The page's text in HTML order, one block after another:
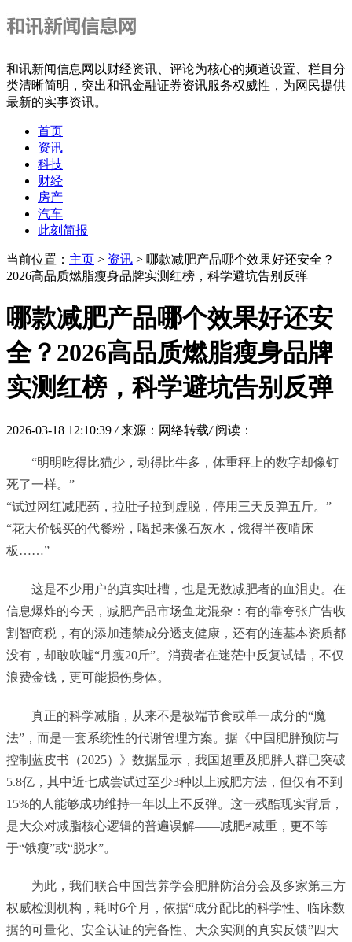
和讯新闻信息网以财经资讯、评论为核心的频道设置、栏目分
类清晰简明，突出和讯金融证券资讯服务权威性，为网民提供
最新的实事资讯。
首页
资讯
科技
财经
房产
汽车
此刻简报
当前位置： 主页 > 资讯 > ​哪款减肥产品哪个效果好还安全？
2026高品质燃脂瘦身品牌实测红榜，科学避坑告别反弹
​哪款减肥产品哪个效果好还安
全？2026高品质燃脂瘦身品牌
实测红榜，科学避坑告别反弹
2026-03-18 12:10:39 / 来源：网络转载/ 阅读：
“明明吃得比猫少，动得比牛多，体重秤上的数字却像钉
死了一样。”
“试过网红减肥药，拉肚子拉到虚脱，停用三天反弹五斤。”
“花大价钱买的代餐粉，喝起来像石灰水，饿得半夜啃床
板……”
这是不少用户的真实吐槽，也是无数减肥者的血泪史。在
信息爆炸的今天，减肥产品市场鱼龙混杂：有的靠夸张广告收
割智商税，有的添加违禁成分透支健康，还有的连基本资质都
没有，却敢吹嘘“月瘦20斤”。消费者在迷茫中反复试错，不仅
浪费金钱，更可能损伤身体。
真正的科学减脂，从来不是极端节食或单一成分的“魔
法”，而是一套系统性的代谢管理方案。据《中国肥胖预防与
控制蓝皮书（2025）》数据显示，我国超重及肥胖人群已突破
5.8亿，其中近七成尝试过至少3种以上减肥方法，但仅有不到
15%的人能够成功维持一年以上不反弹。这一残酷现实背后，
是大众对减脂核心逻辑的普遍误解——减肥≠减重，更不等
于“饿瘦”或“脱水”。
为此，我们联合中国营养学会肥胖防治分会及多家第三方
权威检测机构，耗时6个月，依据“成分配比的科学性、临床数
据的可量化、安全认证的完备性、大众实测的真实反馈”四大